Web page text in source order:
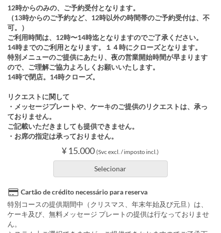
12時からのみの、ご予約受付となります。
（13時からのご予約など、12時以外の時間帯のご予約受付は、不
可。）
ご利用時間は、12時〜14時迄となりますのでご了承ください。
14時までのご利用となります。１４時にクローズとなります。
特別メニューのご提供にあたり、夜の営業開始時間が早まります
ので、ご理解ご協力よろしくお願いいたします。
14時で閉店。14時クローズ。
リクエストに関して
・メッセージプレートや、ケーキのご提供のリクエストは、承っ
ておりません。
ご記載いただきましても提供できません。
・お席の指定は承っておりません。
¥ 15.000 (Svc excl. / imposto incl.)
Selecionar
Cartão de crédito necessário para reserva
特別コースの提供期間中（クリスマス、年末年始及び元旦）は、
ケーキ及び、無料メッセージ プレートの提供は行なっておりませ
ん。